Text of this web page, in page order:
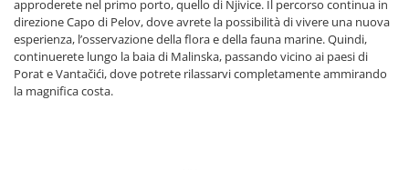
approderete nel primo porto, quello di Njivice. Il percorso continua in
direzione Capo di Pelov, dove avrete la possibilità di vivere una nuova
esperienza, l’osservazione della flora e della fauna marine. Quindi,
continuerete lungo la baia di Malinska, passando vicino ai paesi di
Porat e Vantačići, dove potrete rilassarvi completamente ammirando
la magnifica costa.